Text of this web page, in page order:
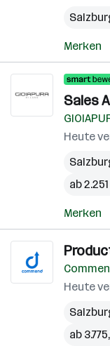
Merken
Sales
Heute
ab
Merken
Heute
ab